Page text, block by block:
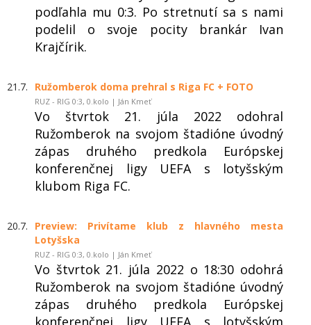
podľahla mu 0:3. Po stretnutí sa s nami
podelil o svoje pocity brankár Ivan
Krajčírik.
21.7. Ružomberok doma prehral s Riga FC + FOTO
RUZ - RIG 0:3, 0.kolo | Ján Kmeť
Vo štvrtok 21. júla 2022 odohral
Ružomberok na svojom štadióne úvodný
zápas druhého predkola Európskej
konferenčnej ligy UEFA s lotyšským
klubom Riga FC.
20.7.
Preview: Privítame klub z hlavného mesta
Lotyšska
RUZ - RIG 0:3, 0.kolo | Ján Kmeť
Vo štvrtok 21. júla 2022 o 18:30 odohrá
Ružomberok na svojom štadióne úvodný
zápas druhého predkola Európskej
konferenčnej ligy UEFA s lotyšským